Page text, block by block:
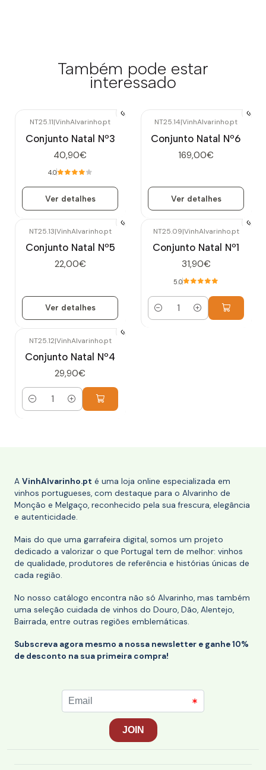
Também pode estar
interessado
NT25.11|VinhAlvarinho.pt
Conjunto Natal Nº3
40,90€
4.0
Ver detalhes
NT25.14|VinhAlvarinho.pt
Conjunto Natal Nº6
169,00€
Ver detalhes
NT25.13|VinhAlvarinho.pt
Conjunto Natal Nº5
22,00€
Ver detalhes
NT25.09|VinhAlvarinho.pt
Conjunto Natal Nº1
31,90€
5.0
Quantidade
NT25.12|VinhAlvarinho.pt
Conjunto Natal Nº4
29,90€
Quantidade
A VinhAlvarinho.pt é uma loja online especializada em
vinhos portugueses, com destaque para o Alvarinho de
Monção e Melgaço, reconhecido pela sua frescura, elegância
e autenticidade.
Mais do que uma garrafeira digital, somos um projeto
dedicado a valorizar o que Portugal tem de melhor: vinhos
de qualidade, produtores de referência e histórias únicas de
cada região.
No nosso catálogo encontra não só Alvarinho, mas também
uma seleção cuidada de vinhos do Douro, Dão, Alentejo,
Bairrada, entre outras regiões emblemáticas.
Subscreva agora mesmo a nossa newsletter e ganhe 10%
de desconto na sua primeira compra!